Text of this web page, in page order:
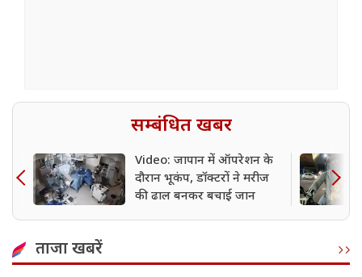
सम्बंधित खबर
Video: जापान में ऑपरेशन के
दौरान भूकंप, डॉक्टरों ने मरीज
की ढाल बनकर बचाई जान
ताजा खबरें